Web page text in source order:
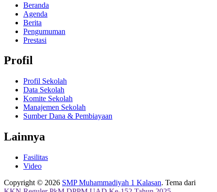
Beranda
Agenda
Berita
Pengumuman
Prestasi
Profil
Profil Sekolah
Data Sekolah
Komite Sekolah
Manajemen Sekolah
Sumber Dana & Pembiayaan
Lainnya
Fasilitas
Video
Copyright © 2026 SMP Muhammadiyah 1 Kalasan. Tema dari